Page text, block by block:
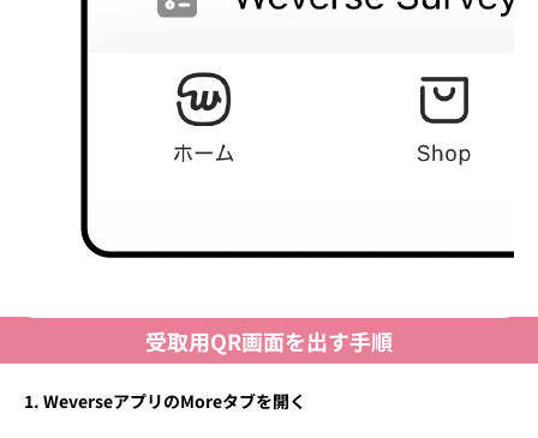
受取用QR画面を出す手順
WeverseアプリのMoreタブを開く